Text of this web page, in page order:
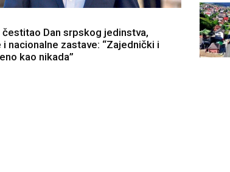
čestitao Dan srpskog jedinstva,
nacionalne zastave: “Zajednički i
kao nikada”